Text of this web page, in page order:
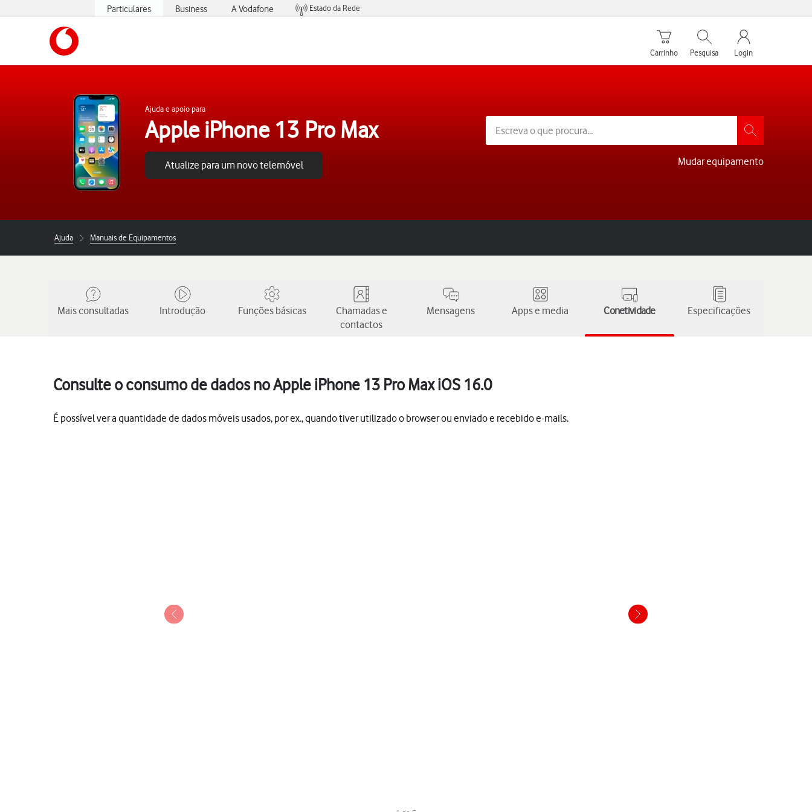
Particulares Business A Vodafone
Estado da Rede
Carrinho de compras
Carrinho
Pesquisar
Pesquisa
My Vodafone
Login
Ajuda e apoio para
Apple iPhone 13 Pro Max
Atualize para um novo telemóvel Mudar equipamento
Ajuda Manuais de Equipamentos
Mais consultadas Introdução Funções básicas
Chamadas e
contactos
Mensagens Apps e media Conetividade Especificações
Consulte o consumo de dados no Apple iPhone 13 Pro Max iOS 16.0
É possível ver a quantidade de dados móveis usados, por ex., quando tiver utilizado o browser ou enviado e recebido e-mails.